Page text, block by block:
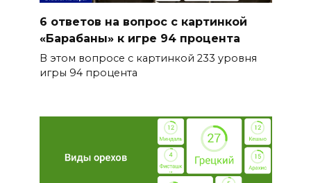
6 ответов на вопрос с картинкой
«Барабаны» к игре 94 процента
В этом вопросе с картинкой 233 уровня
игры 94 процента